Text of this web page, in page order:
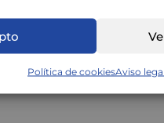
Política de cookiesAviso legal